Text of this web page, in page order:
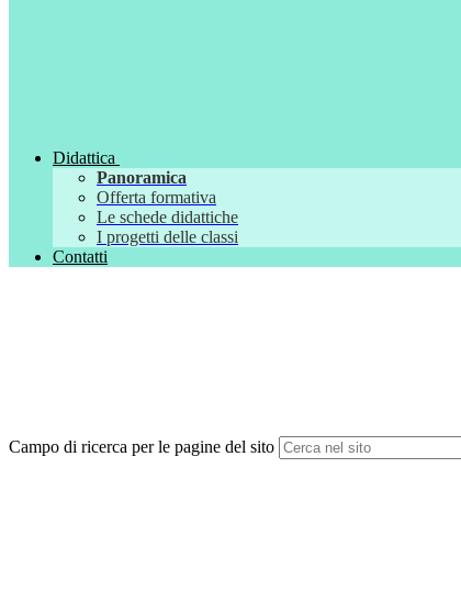
Didattica
Panoramica
Offerta formativa
Le schede didattiche
I progetti delle classi
Contatti
Campo di ricerca per le pagine del sito